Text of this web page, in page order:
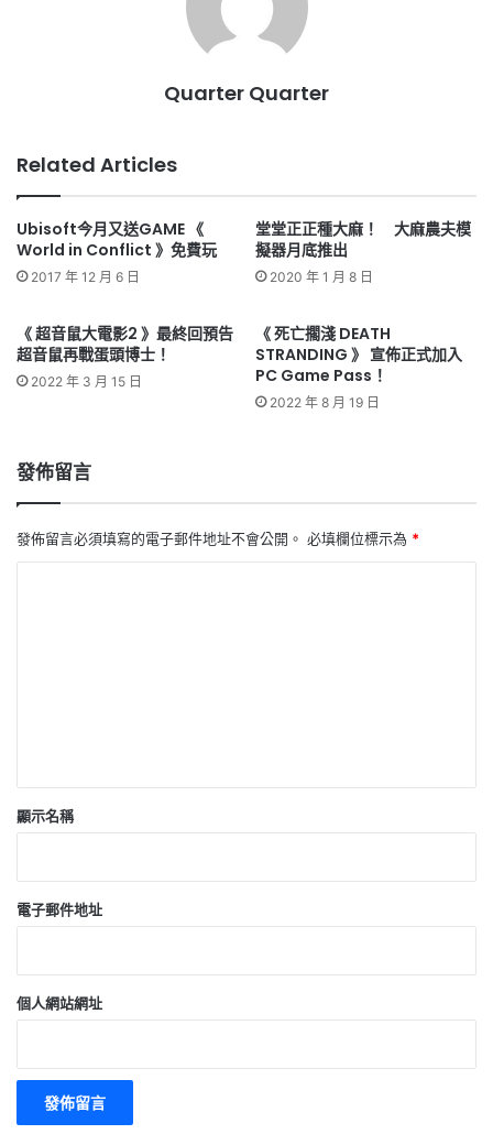
Quarter Quarter
Related Articles
Ubisoft今月又送GAME 《
World in Conflict 》免費玩
2017 年 12 月 6 日
堂堂正正種大麻！ 大麻農夫模
擬器月底推出
2020 年 1 月 8 日
《 超音鼠大電影2 》最終回預告
超音鼠再戰蛋頭博士！
2022 年 3 月 15 日
《 死亡擱淺 DEATH
STRANDING 》 宣佈正式加入
PC Game Pass！
2022 年 8 月 19 日
發佈留言
發佈留言必須填寫的電子郵件地址不會公開。 必填欄位標示為 *
顯示名稱
電子郵件地址
個人網站網址